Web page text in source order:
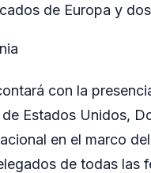
de Europa y
con la
Estados Unidos,
en el marco
de todas las